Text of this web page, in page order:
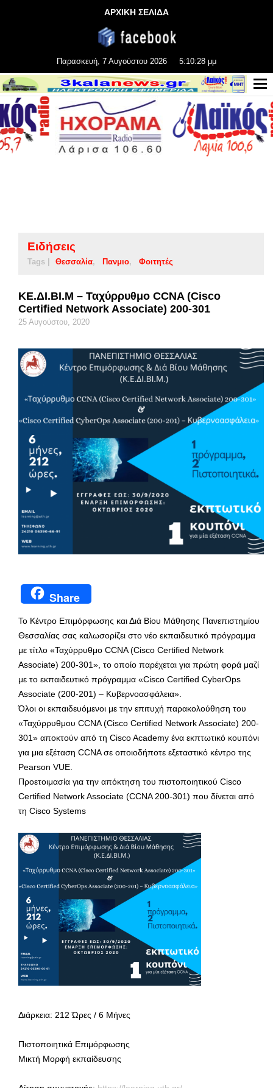
ΑΡΧΙΚΗ ΣΕΛΙΔΑ
Παρασκευή, 7 Αυγούστου 2026 5:10:28 μμ
Ειδήσεις
Tags | Θεσσαλία Πανμιο Φοιτητές
ΚΕ.ΔΙ.ΒΙ.Μ – Ταχύρρυθμο CCNA (Cisco
Certified Network Associate) 200-301
25 Αυγούστου, 2020
Share
Το Κέντρο Επιμόρφωσης και Διά Βίου Μάθησης Πανεπιστημίου
Θεσσαλίας σας καλωσορίζει στο νέο εκπαιδευτικό πρόγραμμα
με τίτλο «Ταχύρρυθμο CCNA (Cisco Certified Network
Associate) 200-301», το οποίο παρέχεται για πρώτη φορά μαζί
με το εκπαιδευτικό πρόγραμμα «Cisco Certified CyberOps
Associate (200-201) – Κυβερνοασφάλεια».
Όλοι οι εκπαιδευόμενοι με την επιτυχή παρακολούθηση του
«Ταχύρρυθμου CCNA (Cisco Certified Network Associate) 200-
301» αποκτούν από τη Cisco Academy ένα εκπτωτικό κουπόνι
για μια εξέταση CCNA σε οποιοδήποτε εξεταστικό κέντρο της
Pearson VUE.
Προετοιμασία για την απόκτηση του πιστοποιητικού Cisco
Certified Network Associate (CCNA 200-301) που δίνεται από
τη Cisco Systems
Διάρκεια: 212 Ώρες / 6 Μήνες
Πιστοποιητικά Επιμόρφωσης
Μικτή Μορφή εκπαίδευσης